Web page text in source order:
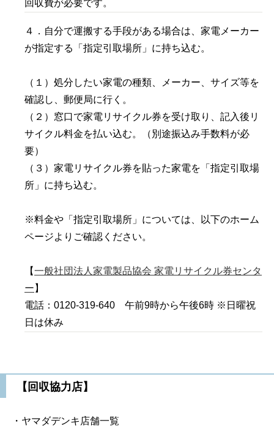
回収費が必要です。
４．自分で運搬する手段がある場合は、家電メーカー
が指定する「指定引取場所」に持ち込む。
（１）処分したい家電の種類、メーカー、サイズ等を
確認し、郵便局に行く。
（２）窓口で家電リサイクル券を受け取り、記入後リ
サイクル料金を払い込む。（別途振込み手数料が必
要）
（３）家電リサイクル券を貼った家電を「指定引取場
所」に持ち込む。
※料金や「指定引取場所」については、以下のホーム
ページよりご確認ください。
【一般社団法人家電製品協会 家電リサイクル券センタ
ー 】
電話：0120-319-640 午前9時から午後6時 ※日曜祝
日は休み
【回収協力店】
・ヤマダデンキ店舗一覧